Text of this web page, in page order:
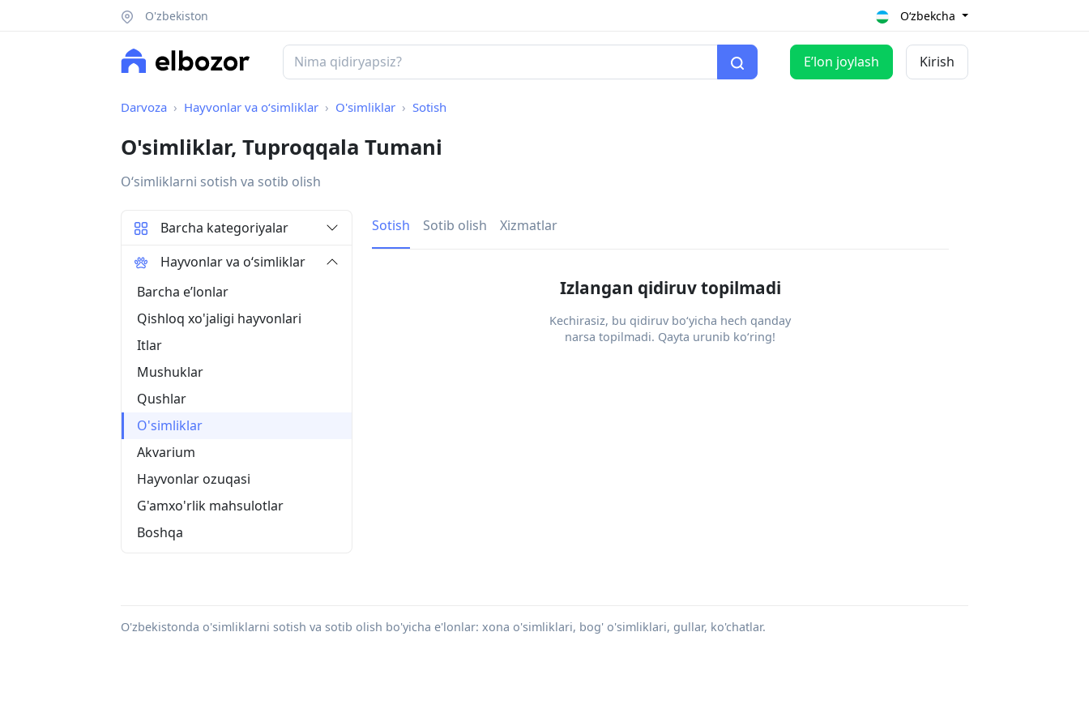
O'zbekiston O‘zbekcha
Eʼlon joylash Kirish
Darvoza Hayvonlar va o‘simliklar O'simliklar Sotish
O'simliklar, Tuproqqala Tumani
Oʻsimliklarni sotish va sotib olish
Sotish Sotib olish Xizmatlar
Izlangan qidiruv topilmadi
Kechirasiz, bu qidiruv bo‘yicha hech qanday
narsa topilmadi. Qayta urunib ko‘ring!
Barcha kategoriyalar
Hayvonlar va o‘simliklar
Barcha eʼlonlar
Qishloq xo'jaligi hayvonlari
Itlar
Mushuklar
Qushlar
O'simliklar
Akvarium
Hayvonlar ozuqasi
G'amxo'rlik mahsulotlar
Boshqa
O'zbekistonda o'simliklarni sotish va sotib olish bo'yicha e'lonlar: xona o'simliklari, bog' o'simliklari, gullar, ko'chatlar.